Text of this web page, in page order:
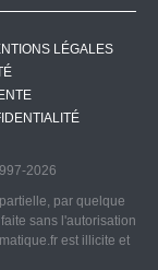
LÉGALES
2026
par quelque
sans l'autorisation
est illicite et